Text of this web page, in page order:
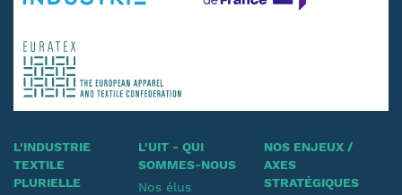
L'INDUSTRIE
TEXTILE
PLURIELLE
L'UIT - QUI
SOMMES-NOUS
Nos élus
NOS ENJEUX /
AXES
STRATÉGIQUES